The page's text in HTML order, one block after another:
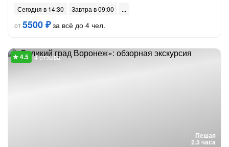
Сегодня в 14:30
Завтра в 09:00
от5500 ₽за всё до 4 чел.
Пешая
2.5 часа
4 отзыва